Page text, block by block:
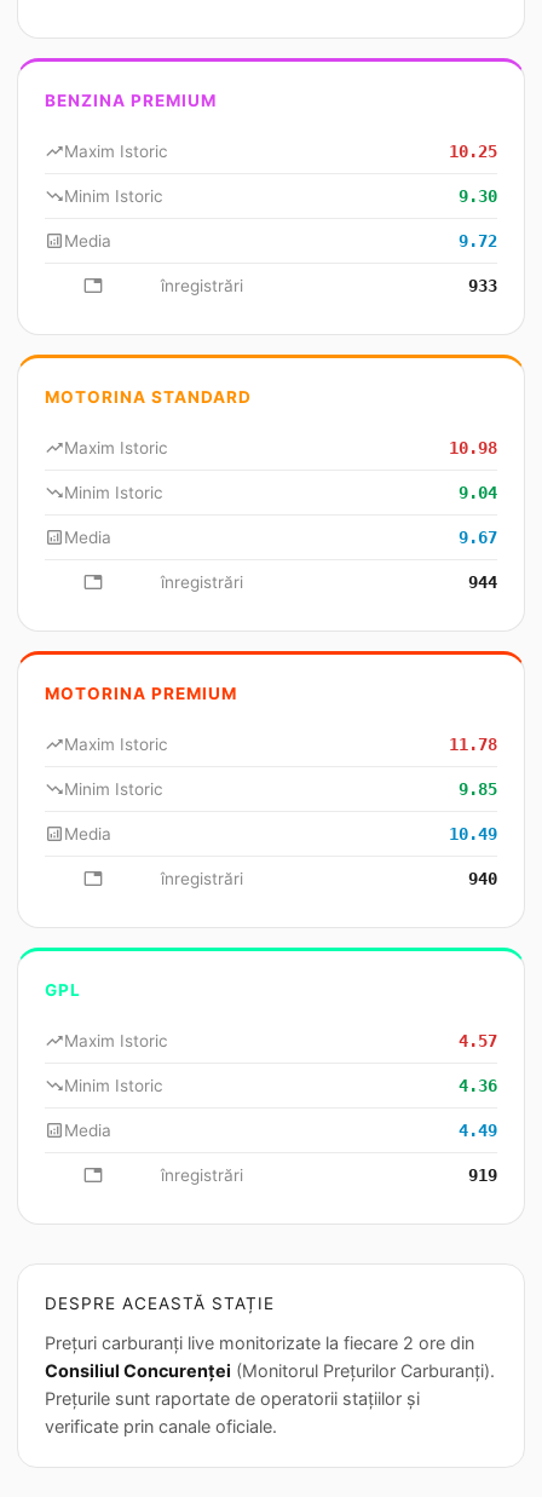
BENZINA PREMIUM
trending_upMaxim Istoric 10.25
trending_downMinim Istoric 9.30
analyticsMedia 9.72
database înregistrări 933
MOTORINA STANDARD
trending_upMaxim Istoric 10.98
trending_downMinim Istoric 9.04
analyticsMedia 9.67
database înregistrări 944
MOTORINA PREMIUM
trending_upMaxim Istoric 11.78
trending_downMinim Istoric 9.85
analyticsMedia 10.49
database înregistrări 940
GPL
trending_upMaxim Istoric 4.57
trending_downMinim Istoric 4.36
analyticsMedia 4.49
database înregistrări 919
DESPRE ACEASTĂ STAȚIE
Prețuri carburanți live monitorizate la fiecare 2 ore din
Consiliul Concurenței (Monitorul Prețurilor Carburanți).
Prețurile sunt raportate de operatorii stațiilor și
verificate prin canale oficiale.